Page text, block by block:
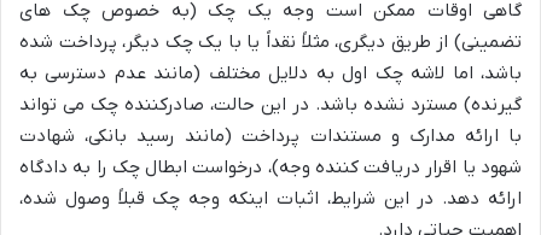
گاهی اوقات ممکن است وجه یک چک (به خصوص چک های
تضمینی) از طریق دیگری، مثلاً نقداً یا با یک چک دیگر، پرداخت شده
باشد، اما لاشه چک اول به دلایل مختلف (مانند عدم دسترسی به
گیرنده) مسترد نشده باشد. در این حالت، صادرکننده چک می تواند
با ارائه مدارک و مستندات پرداخت (مانند رسید بانکی، شهادت
شهود یا اقرار دریافت کننده وجه)، درخواست ابطال چک را به دادگاه
ارائه دهد. در این شرایط، اثبات اینکه وجه چک قبلاً وصول شده،
اهمیت حیاتی دارد.